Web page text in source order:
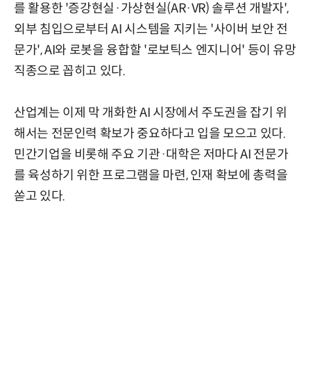
를 활용한 '증강현실·가상현실(AR·VR) 솔루션 개발자',
외부 침입으로부터 AI 시스템을 지키는 '사이버 보안 전
문가', AI와 로봇을 융합할 '로보틱스 엔지니어' 등이 유망
직종으로 꼽히고 있다.
산업계는 이제 막 개화한 AI 시장에서 주도권을 잡기 위
해서는 전문인력 확보가 중요하다고 입을 모으고 있다.
민간기업을 비롯해 주요 기관·대학은 저마다 AI 전문가
를 육성하기 위한 프로그램을 마련, 인재 확보에 총력을
쏟고 있다.